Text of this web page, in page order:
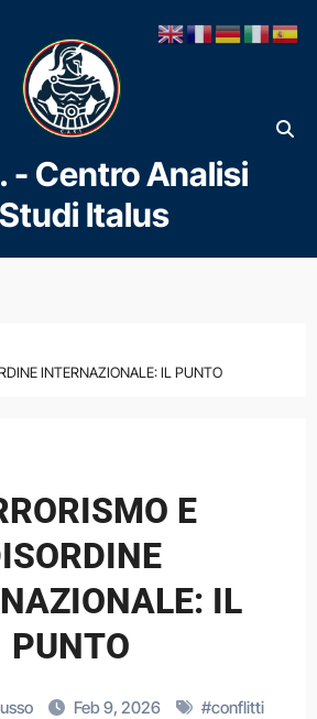
al
contenuto
- Centro Analisi
Italus
INTERNAZIONALE: IL PUNTO
E
IL
PUNTO
Feb 9, 2026 #conflitti